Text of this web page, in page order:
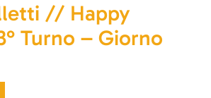
// Happy
Turno – Giorno